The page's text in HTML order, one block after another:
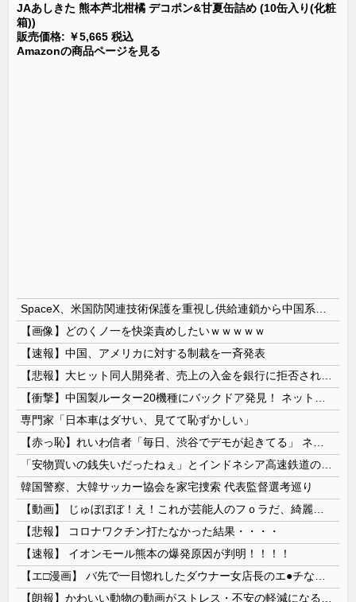
JAあしきた 熊本芦北柑橘 デコポン&甘夏缶詰め (10缶入り(化粧
箱))
販売価格: ￥5,665 税込
Amazonの商品ページを見る
【画像】どのくノ一を快楽責めしたいｗｗｗｗｗ
【速報】中国、アメリカに対する制裁を一斉発表
専門家「日本車はダサい、見てて恥ずかしい」
韓国警察、大韓サッカー協会を家宅捜索 代表監督選考巡り
【悲報】 コロナワクチン打たなかった結果・・・・
【速報】 イオンモール熊本の爆発原因が判明！！！！